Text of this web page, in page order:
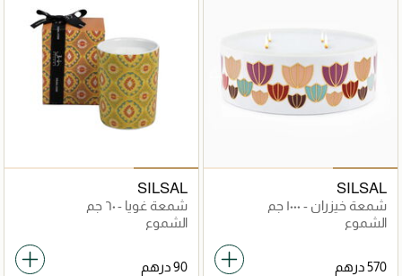
SILSAL
شمعة خيزران - ١٠٠٠ جم
الشموع
SILSAL
شمعة غويا - ٦٠ جم
الشموع